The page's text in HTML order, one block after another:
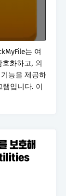
는 여
화하고, 외
능을 제공하
입니다. 이
보호해